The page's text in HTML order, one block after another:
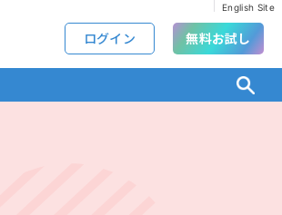
English Site
ログイン 無料お試し